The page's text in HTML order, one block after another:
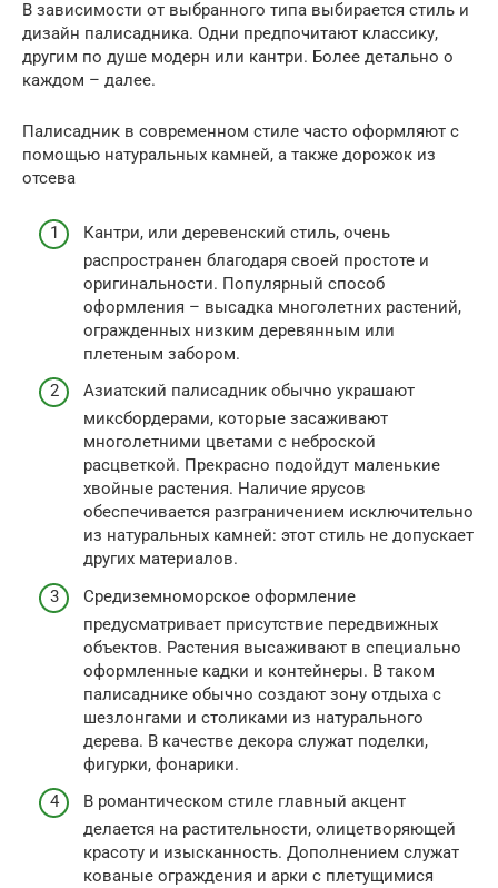
В зависимости от выбранного типа выбирается стиль и
дизайн палисадника. Одни предпочитают классику,
другим по душе модерн или кантри. Более детально о
каждом – далее.
Палисадник в современном стиле часто оформляют с
помощью натуральных камней, а также дорожок из
отсева
Кантри, или деревенский стиль, очень
распространен благодаря своей простоте и
оригинальности. Популярный способ
оформления – высадка многолетних растений,
огражденных низким деревянным или
плетеным забором.
Азиатский палисадник обычно украшают
миксбордерами, которые засаживают
многолетними цветами с неброской
расцветкой. Прекрасно подойдут маленькие
хвойные растения. Наличие ярусов
обеспечивается разграничением исключительно
из натуральных камней: этот стиль не допускает
других материалов.
Средиземноморское оформление
предусматривает присутствие передвижных
объектов. Растения высаживают в специально
оформленные кадки и контейнеры. В таком
палисаднике обычно создают зону отдыха с
шезлонгами и столиками из натурального
дерева. В качестве декора служат поделки,
фигурки, фонарики.
В романтическом стиле главный акцент
делается на растительности, олицетворяющей
красоту и изысканность. Дополнением служат
кованые ограждения и арки с плетущимися